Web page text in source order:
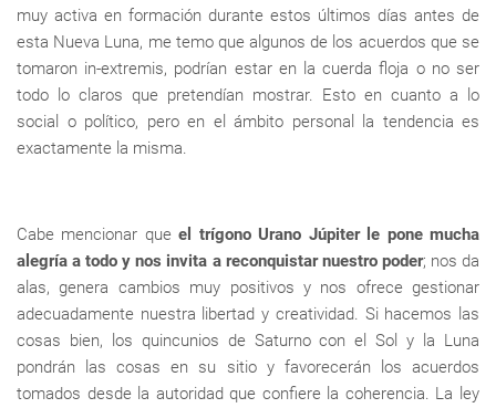
muy activa en formación durante estos últimos días antes de
esta Nueva Luna, me temo que algunos de los acuerdos que se
tomaron in-extremis, podrían estar en la cuerda floja o no ser
todo lo claros que pretendían mostrar. Esto en cuanto a lo
social o político, pero en el ámbito personal la tendencia es
exactamente la misma.
Cabe mencionar queel trígono Urano Júpiter le pone mucha
alegría a todo y nos invita a reconquistar nuestro poder; nos da
alas, genera cambios muy positivos y nos ofrece gestionar
adecuadamente nuestra libertad y creatividad. Si hacemos las
cosas bien, los quincunios de Saturno con el Sol y la Luna
pondrán las cosas en su sitio y favorecerán los acuerdos
tomados desde la autoridad que confiere la coherencia. La ley